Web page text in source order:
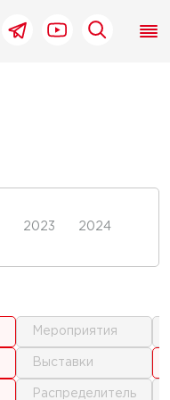
2023
2024
мероприятия
выставки
распределитель